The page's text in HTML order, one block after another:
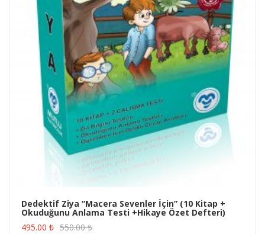
ÜRÜN SATIN AL
Dedektif Ziya “Macera Sevenler İçin” (10 Kitap +
Okuduğunu Anlama Testi +Hikaye Özet Defteri)
495.00 ₺ 550.00₺